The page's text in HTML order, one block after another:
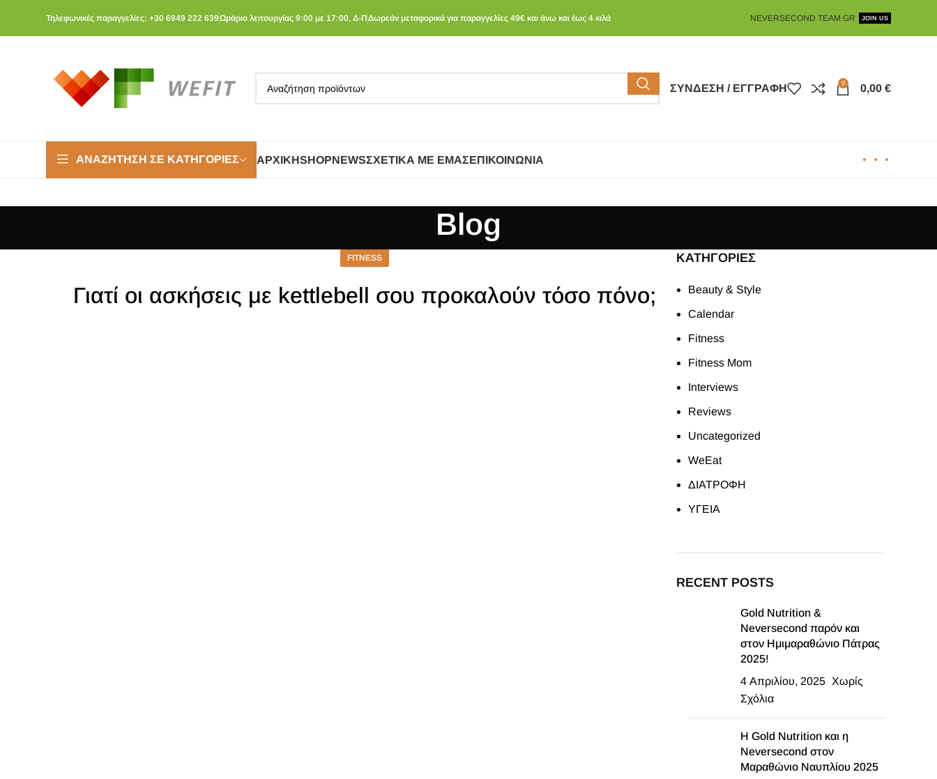
Τηλεφωνικές παραγγελίες: +30 6949 222 639Ωράριο λειτουργίας 9:00 με 17:00, Δ-ΠΔωρεάν μεταφορικά για παραγγελίες 49€ και άνω και έως 4 κιλά NEVERSECOND TEAM GR JOIN US
ΣΎΝΔΕΣΗ / ΕΓΓΡΑΦΉ 0 0,00 €
ΑΝΑΖΉΤΗΣΗ ΣΕ ΚΑΤΗΓΟΡΊΕΣ ΑΡΧΙΚΉSHOPNEWSΣΧΕΤΙΚΆ ΜΕ ΕΜΆΣΕΠΙΚΟΙΝΩΝΊΑ
Blog
FITNESS
Γιατί οι ασκήσεις με kettlebell σου προκαλούν τόσο πόνο;
KΑΤΗΓΟΡΊΕΣ
Beauty & Style
Calendar
Fitness
Fitness Mom
Interviews
Reviews
Uncategorized
WeEat
ΔΙΑΤΡΟΦΗ
ΥΓΕΙΑ
RECENT POSTS
Gold Nutrition &
Neversecond παρόν και
στον Ημιμαραθώνιο Πάτρας
2025!
4 Απριλίου, 2025 Χωρίς
Σχόλια
Η Gold Nutrition και η
Neversecond στον
Μαραθώνιο Ναυπλίου 2025